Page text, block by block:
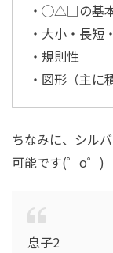
・◯△□の基
・大小・長短
・規則性
・図形（主に
ちなみに、シル
可能です(゜o゜)
息子2